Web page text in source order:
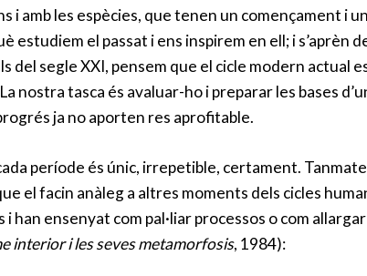
i amb les espècies, que tenen un començament i
estudiem el passat i ens inspirem en ell; i s’aprèn
del segle XXI, pensem que el cicle modern
nostra tasca és avaluar-ho i preparar les bases
ja no aporten res aprofitable.
període és únic, irrepetible, certament.
el facin anàleg a altres moments dels cicles
ensenyat com pal·liar processos o com
interior i les seves metamorfosis, 1984):